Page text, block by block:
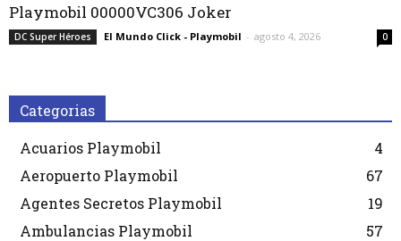
Playmobil 00000VC306 Joker
DC Super Héroes El Mundo Click - Playmobil - agosto 4, 2026 0
Categorias
Acuarios Playmobil
4
Aeropuerto Playmobil
67
Agentes Secretos Playmobil
19
Ambulancias Playmobil
57